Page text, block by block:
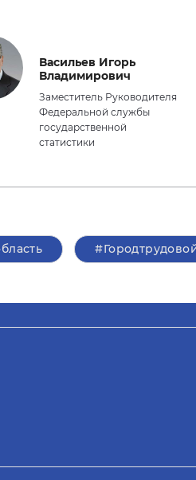
Васильев Игорь
Владимирович
Заместитель Руководителя
Федеральной службы
государственной
статистики